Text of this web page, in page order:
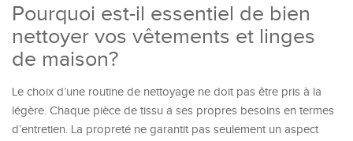
Pourquoi est-il essentiel de bien
nettoyer vos vêtements et linges
de maison?
Le choix d’une routine de nettoyage ne doit pas être pris à la
légère. Chaque pièce de tissu a ses propres besoins en termes
d’entretien. La propreté ne garantit pas seulement un aspect